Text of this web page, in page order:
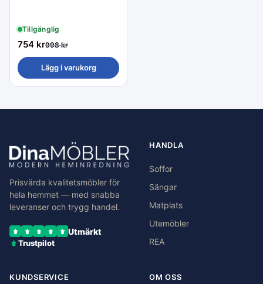
Tillgänglig
754 kr998kr
Lägg i varukorg
Prisvärda kvalitetsmöbler för
hela hemmet — med snabba
leveranser och trygg handel.
Utmärkt
Trustpilot
HANDLA
Soffor
Sängar
Matplats
Utemöbler
REA
KUNDSERVICE OM OSS